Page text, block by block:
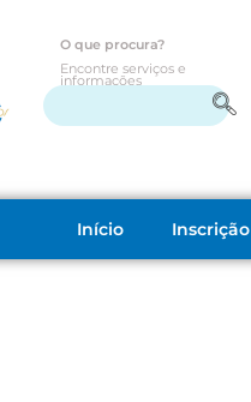
O que procura?
Encontre serviços e
informações
Início Inscrição